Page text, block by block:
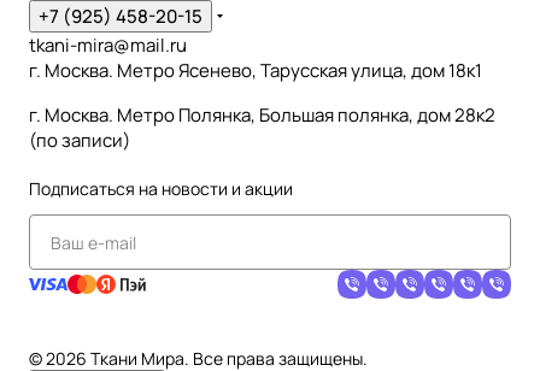
+7 (925) 458-20-15
tkani-mira@mail.ru
г. Москва. Метро Ясенево, Тарусская улица, дом 18к1
г. Москва. Метро Полянка, Большая полянка, дом 28к2
(по записи)
Подписаться на новости и акции
© 2026 Ткани Мира. Все права защищены.